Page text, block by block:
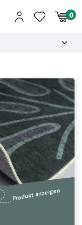
Produkt anzeigen